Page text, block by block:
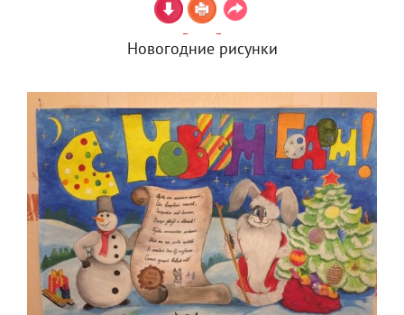
Новогодние рисунки